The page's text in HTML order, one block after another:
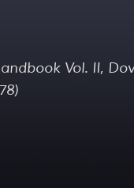
Vol. II,